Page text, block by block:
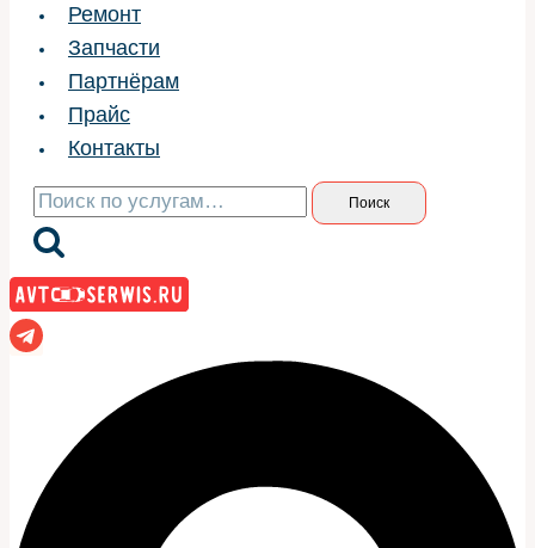
Ремонт
Запчасти
Партнёрам
Прайс
Контакты
Искать: Поиск